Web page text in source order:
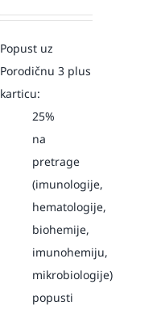
Popust uz
Porodičnu 3 plus
karticu:
25%
na
pretrage
(imunologije,
hematologije,
biohemije,
imunohemiju,
mikrobiologije)
popusti